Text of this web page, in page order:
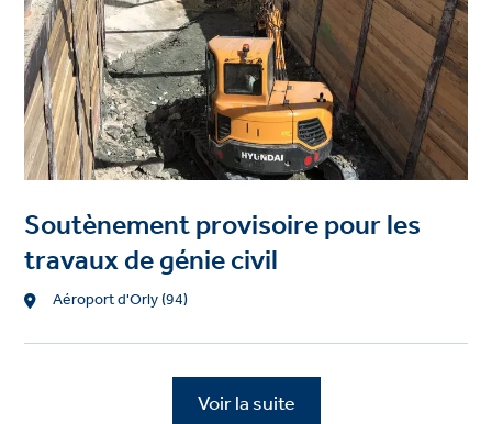
Soutènement provisoire pour les
travaux de génie civil
Location
Aéroport d'Orly (94)
Voir la suite